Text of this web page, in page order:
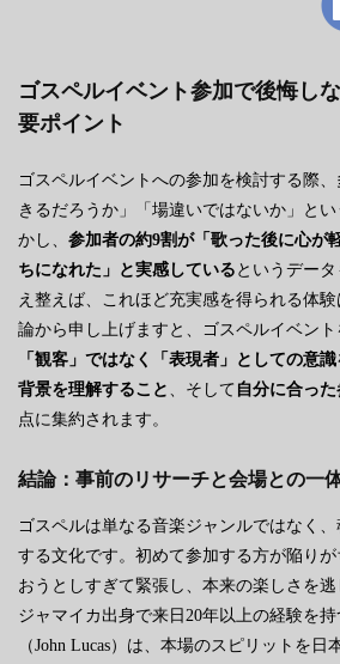
ゴスペルイベント参加で後悔し
要ポイント
ゴスペルイベントへの参加を検討する際
きるだろうか」「場違いではないか」と
かし、 参加者の約9割が「歌った後に心が
ちになれた」と実感している というデー
え整えば、これほど充実感を得られる体
論から申し上げますと、ゴスペルイベント
「観客」ではなく「表現者」としての意
背景を理解すること 、そして 自分に合っ
点に集約されます。
結論：事前のリサーチと会場との一
ゴスペルは単なる音楽ジャンルではなく
する文化です。初めて参加する方が陥り
おうとしすぎて緊張し、本来の楽しさを逃
ジャマイカ出身で来日20年以上の経験を
（John Lucas）は、本場のスピリットを